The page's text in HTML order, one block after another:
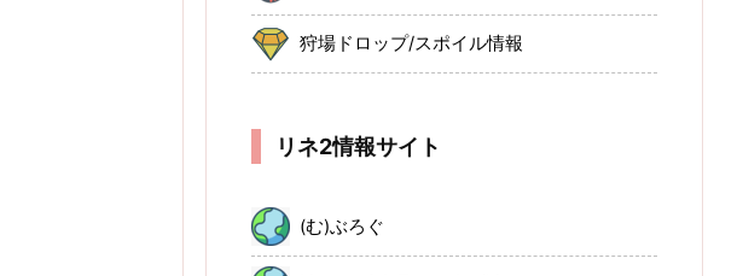
狩場ドロップ/スポイル情報
リネ2情報サイト
(む)ぶろぐ